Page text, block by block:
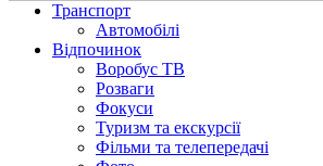
Транспорт
Автомобілі
Відпочинок
Воробус ТВ
Розваги
Фокуси
Туризм та екскурсії
Фільми та телепередачі